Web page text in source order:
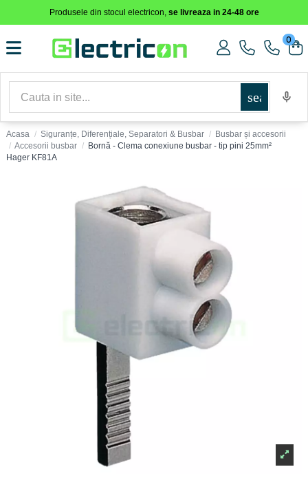
Produsele din stocul electricon, se livreaza in 24-48 ore
0
search
Acasa Siguranțe, Diferențiale, Separatori & Busbar
Busbar și accesorii
Accesorii busbar
Bornă - Clema conexiune busbar - tip pini 25mm²
Hager KF81A